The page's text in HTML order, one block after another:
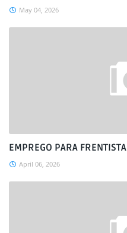
May 04, 2026
EMPREGO PARA FRENTISTA
April 06, 2026